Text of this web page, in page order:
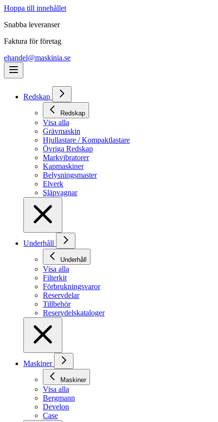
Hoppa till innehållet
Snabba leveranser
Faktura för företag
ehandel@maskinia.se
Redskap
Redskap
Visa alla
Grävmaskin
Hjullastare / Kompaktlastare
Övriga Redskap
Markvibratorer
Kapmaskiner
Belysningsmaster
Elverk
Släpvagnar
Underhåll
Underhåll
Visa alla
Filterkit
Förbrukningsvaror
Reservdelar
Tillbehör
Reservdelskataloger
Maskiner
Maskiner
Visa alla
Bergmann
Develon
Case